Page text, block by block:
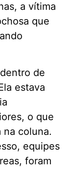
a vítima
que
de
estava
o que
na coluna.
equipes
foram